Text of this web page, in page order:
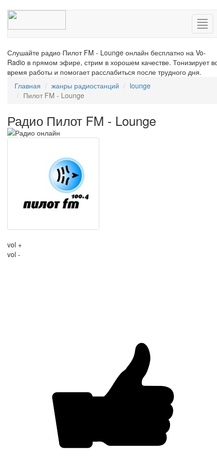
Слушайте радио Пилот FM - Lounge онлайн бесплатно на Vo-
Radio в прямом эфире, стрим в хорошем качестве. Тонизирует
время работы и помогает расслабиться после трудного дня.
Главная
жанры радиостанций
lounge
Пилот FM - Lounge
Радио Пилот FM - Lounge
vol +
vol -